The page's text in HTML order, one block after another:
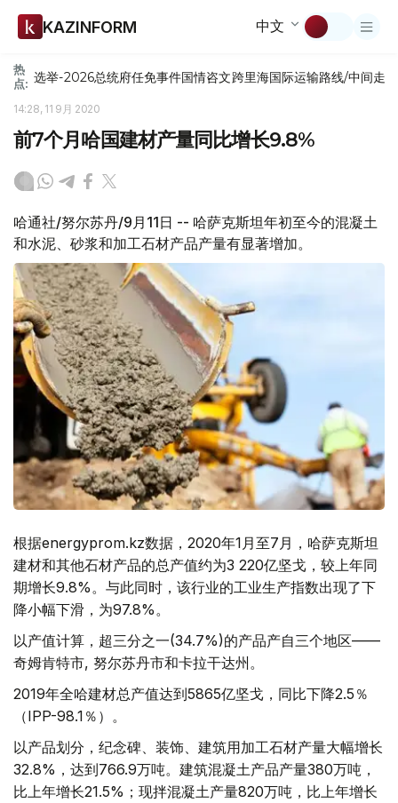
KAZINFORM 中文
热
点: 选举-2026总统府任免事件国情咨文跨里海国际运输路线/中间走廊
14:28, 11 9月 2020
前7个月哈国建材产量同比增长9.8%
哈通社/努尔苏丹/9月11日 -- 哈萨克斯坦年初至今的混凝土
和水泥、砂浆和加工石材产品产量有显著增加。
根据energyprom.kz数据，2020年1月至7月，哈萨克斯坦
建材和其他石材产品的总产值约为3 220亿坚戈，较上年同
期增长9.8%。与此同时，该行业的工业生产指数出现了下
降小幅下滑，为97.8%。
以产值计算，超三分之一(34.7%)的产品产自三个地区——
奇姆肯特市, 努尔苏丹市和卡拉干达州。
2019年全哈建材总产值达到5865亿坚戈，同比下降2.5％
（IPP-98.1％）。
以产品划分，纪念碑、装饰、建筑用加工石材产量大幅增长
32.8%，达到766.9万吨。建筑混凝土产品产量380万吨，
比上年增长21.5%；现拌混凝土产量820万吨，比上年增长